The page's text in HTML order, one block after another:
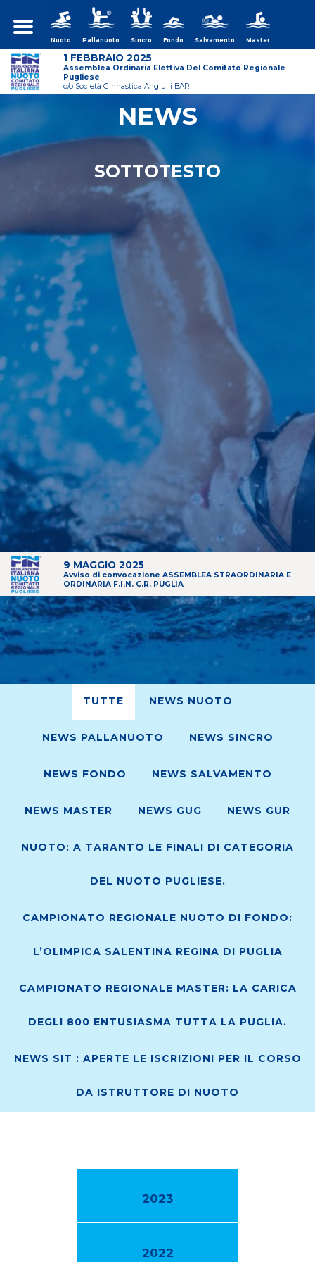
Nuoto Pallanuoto Sincro Fondo Salvamento Master
1 FEBBRAIO 2025
Assemblea Ordinaria Elettiva Del Comitato Regionale
Pugliese
c/o Società Ginnastica Angiulli BARI
9 MAGGIO 2025
Avviso di convocazione ASSEMBLEA STRAORDINARIA E
ORDINARIA F.I.N. C.R. PUGLIA
NEWS
SOTTOTESTO
TUTTE NEWS NUOTO
NEWS PALLANUOTO NEWS SINCRO
NEWS FONDO NEWS SALVAMENTO
NEWS MASTER NEWS GUG NEWS GUR
NUOTO: A TARANTO LE FINALI DI CATEGORIA
DEL NUOTO PUGLIESE.
CAMPIONATO REGIONALE NUOTO DI FONDO:
L’OLIMPICA SALENTINA REGINA DI PUGLIA
CAMPIONATO REGIONALE MASTER: LA CARICA
DEGLI 800 ENTUSIASMA TUTTA LA PUGLIA.
NEWS SIT : APERTE LE ISCRIZIONI PER IL CORSO
DA ISTRUTTORE DI NUOTO
2023
2022
assemblea-